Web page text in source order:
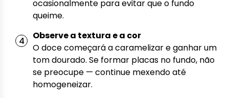
ocasionalmente para evitar que o fundo
queime.
Observe a textura e a cor
O doce começará a caramelizar e ganhar um
tom dourado. Se formar placas no fundo, não
se preocupe — continue mexendo até
homogeneizar.